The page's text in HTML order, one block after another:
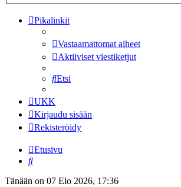
Pikalinkit
Vastaamattomat aiheet
Aktiiviset viestiketjut
Etsi
UKK
Kirjaudu sisään
Rekisteröidy
Etusivu
Etsi
Tänään on 07 Elo 2026, 17:36